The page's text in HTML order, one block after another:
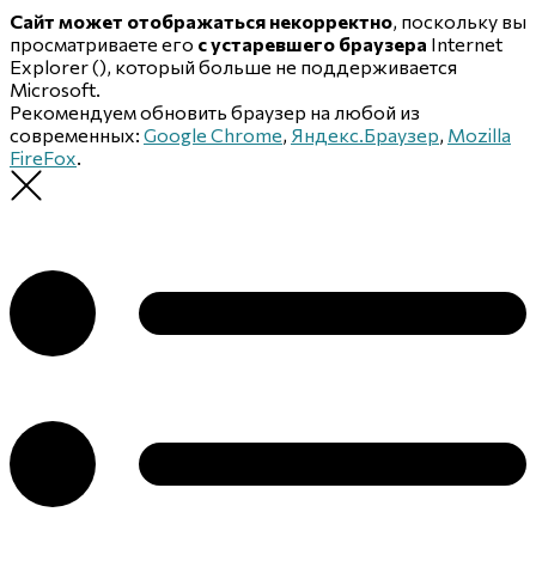
Сайт может отображаться некорректно, поскольку вы
просматриваете его с устаревшего браузера Internet
Explorer (), который больше не поддерживается
Microsoft.
Рекомендуем обновить браузер на любой из
современных: Google Chrome, Яндекс.Браузер, Mozilla
FireFox.